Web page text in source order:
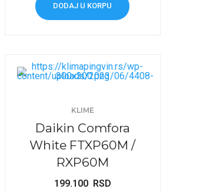
DODAJ U KORPU
KLIME
Daikin Comfora
White FTXP60M /
RXP60M
199.100 RSD